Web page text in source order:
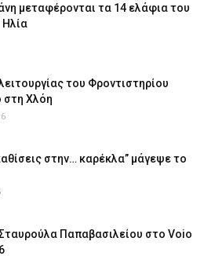
μεταφέρονται τα 14 ελάφια του
του Φροντιστηρίου
στη Χλόη
στην… καρέκλα” μάγεψε το
Παπαβασιλείου στο Voio